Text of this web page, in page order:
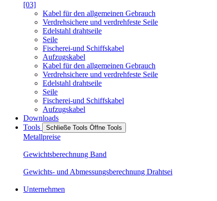
[03]
Kabel für den allgemeinen Gebrauch
Verdrehsichere und verdrehfeste Seile
Edelstahl drahtseile
Seile
Fischerei-und Schiffskabel
Aufzugskabel
Kabel für den allgemeinen Gebrauch
Verdrehsichere und verdrehfeste Seile
Edelstahl drahtseile
Seile
Fischerei-und Schiffskabel
Aufzugskabel
Downloads
Tools
Schließe Tools Öffne Tools
Metallpreise
Gewichtsberechnung Band
Gewichts- und Abmessungsberechnung Drahtsei
Unternehmen